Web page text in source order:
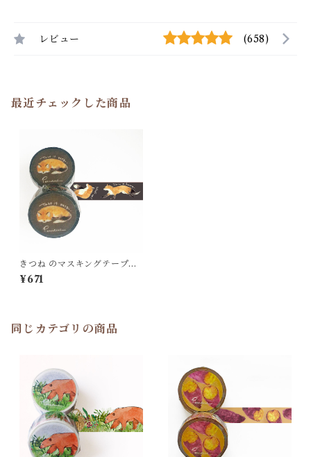
レビュー (658)
最近チェックした商品
きつね のマスキングテープ
MT40
¥671
同じカテゴリの商品